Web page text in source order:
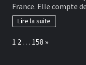
France. Elle compte
Lire la suite
Page:
1 2 … 158 Next
»